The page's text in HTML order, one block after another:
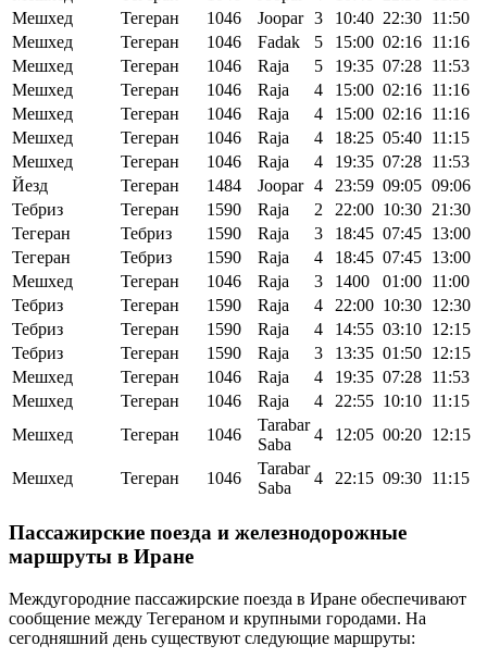
Мешхед
Тегеран 1046 Joopar 3 10:40 22:30 11:50
Мешхед
Тегеран 1046 Fadak 5 15:00 02:16 11:16
Мешхед
Тегеран 1046 Raja 5 19:35 07:28 11:53
Мешхед
Тегеран 1046 Raja 4 15:00 02:16 11:16
Мешхед
Тегеран 1046 Raja 4 15:00 02:16 11:16
Мешхед
Тегеран 1046 Raja 4 18:25 05:40 11:15
Мешхед
Тегеран 1046 Raja 4 19:35 07:28 11:53
Йезд
Тегеран 1484 Joopar 4 23:59 09:05 09:06
Тебриз
Тегеран 1590 Raja 2 22:00 10:30 21:30
Тегеран
Тебриз 1590 Raja 3 18:45 07:45 13:00
Тегеран
Тебриз 1590 Raja 4 18:45 07:45 13:00
Мешхед
Тегеран 1046 Raja 3 1400 01:00 11:00
Тебриз
Тегеран 1590 Raja 4 22:00 10:30 12:30
Тебриз
Тегеран 1590 Raja 4 14:55 03:10 12:15
Тебриз
Тегеран 1590 Raja 3 13:35 01:50 12:15
Мешхед
Тегеран 1046 Raja 4 19:35 07:28 11:53
Мешхед
Тегеран 1046 Raja 4 22:55 10:10 11:15
Мешхед
Тегеран 1046
Tarabar
Saba
4 12:05 00:20 12:15
Мешхед Тегеран 1046
Tarabar
Saba
4 22:15 09:30 11:15
Пассажирские поезда и железнодорожные
маршруты в Иране
Междугородние пассажирские поезда в Иране обеспечивают
сообщение между Тегераном и крупными городами. На
сегодняшний день существуют следующие маршруты: